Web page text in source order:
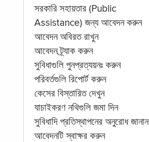
সরকারি সহায়তার (Public
Assistance) জন্য আবেদন করুন
আবেদন অবিরত রাখুন
আবেদন ট্র্যাক করুন
সুবিধাগুলি পুনপ্রত্যয়নঃ করুন
পরিবর্তগুলি রিপোর্ট করুন
কেসের বিস্তারিত দেখুন
যাচাইকরণ নথিগুলি জমা দিন
সুবিধাদি প্রতিস্থাপনের অনুরোধ জানান
আবেদনটি স্বাক্ষর করুন